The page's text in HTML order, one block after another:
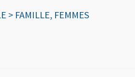
> FAMILLE, FEMMES